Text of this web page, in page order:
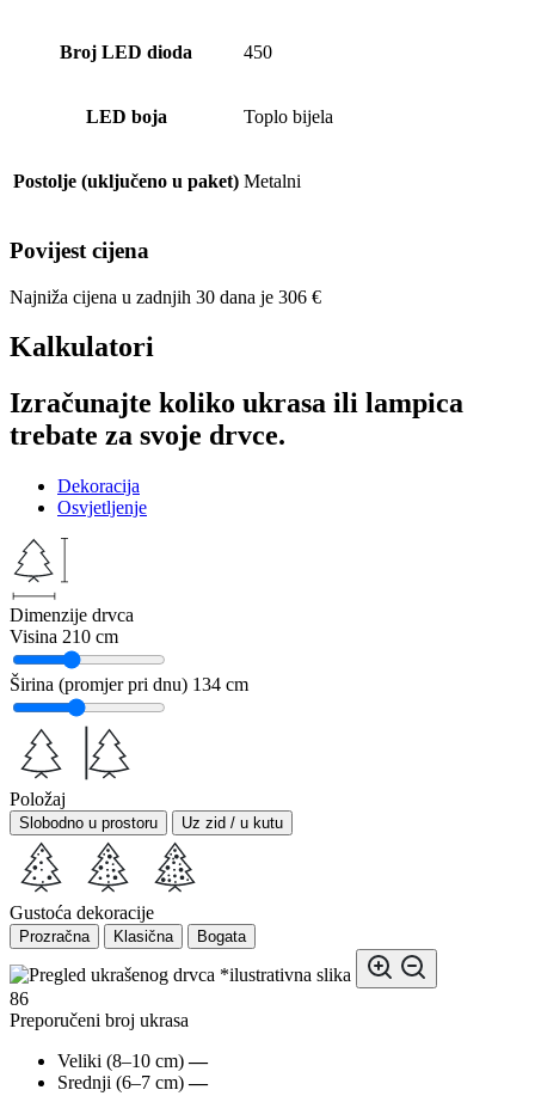
Broj LED dioda 450
LED boja Toplo bijela
Postolje (uključeno u paket) Metalni
Povijest cijena
Najniža cijena u zadnjih 30 dana je 306 €
Kalkulatori
Izračunajte koliko ukrasa ili lampica
trebate za svoje drvce.
Dekoracija
Osvjetljenje
Dimenzije drvca
Visina 210 cm
Širina (promjer pri dnu) 134 cm
Položaj
Slobodno u prostoru Uz zid / u kutu
Gustoća dekoracije
Prozračna Klasična Bogata
*ilustrativna slika
86
Preporučeni broj ukrasa
Veliki (8–10 cm) —
Srednji (6–7 cm) —